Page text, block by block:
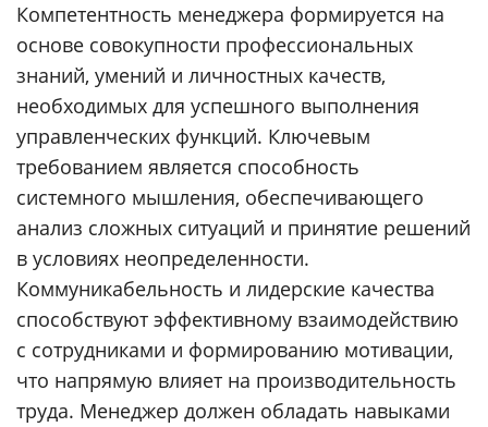
Компетентность менеджера формируется на
основе совокупности профессиональных
знаний, умений и личностных качеств,
необходимых для успешного выполнения
управленческих функций. Ключевым
требованием является способность
системного мышления, обеспечивающего
анализ сложных ситуаций и принятие решений
в условиях неопределенности.
Коммуникабельность и лидерские качества
способствуют эффективному взаимодействию
с сотрудниками и формированию мотивации,
что напрямую влияет на производительность
труда. Менеджер должен обладать навыками